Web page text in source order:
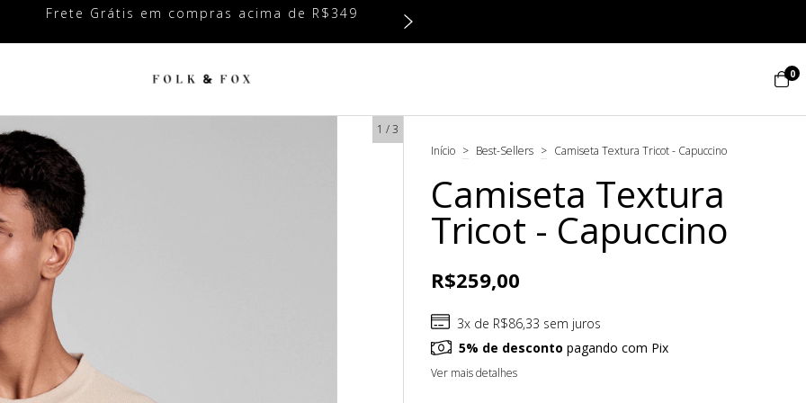
acima de R$349 Até 3x sem juros no cartão (5% OFF no PIX)
0
1 /3
Início > Best-Sellers > Camiseta Textura Tricot - Capuccino
Camiseta Textura
Tricot - Capuccino
R$259,00
3x de R$86,33 sem juros
5% de desconto pagando com Pix
Ver mais detalhes